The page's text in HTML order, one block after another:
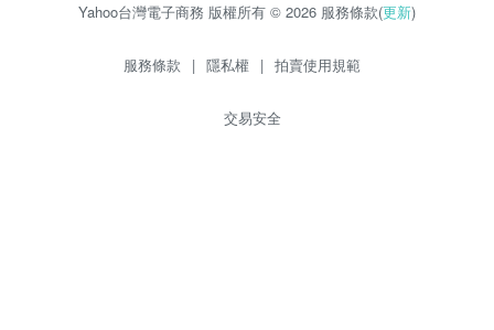
Yahoo台灣電子商務 版權所有 © 2026 服務條款(更新)
服務條款 | 隱私權 | 拍賣使用規範
交易安全